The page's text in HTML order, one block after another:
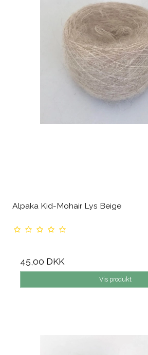
Alpaka Kid-Mohair Lys Beige
45,00 DKK
Vis produkt